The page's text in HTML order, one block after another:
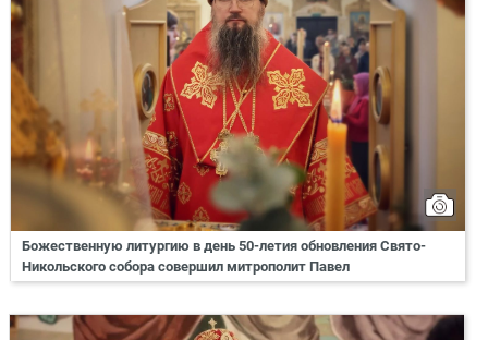
Божественную литургию в день 50-летия обновления Свято-
Никольского собора совершил митрополит Павел